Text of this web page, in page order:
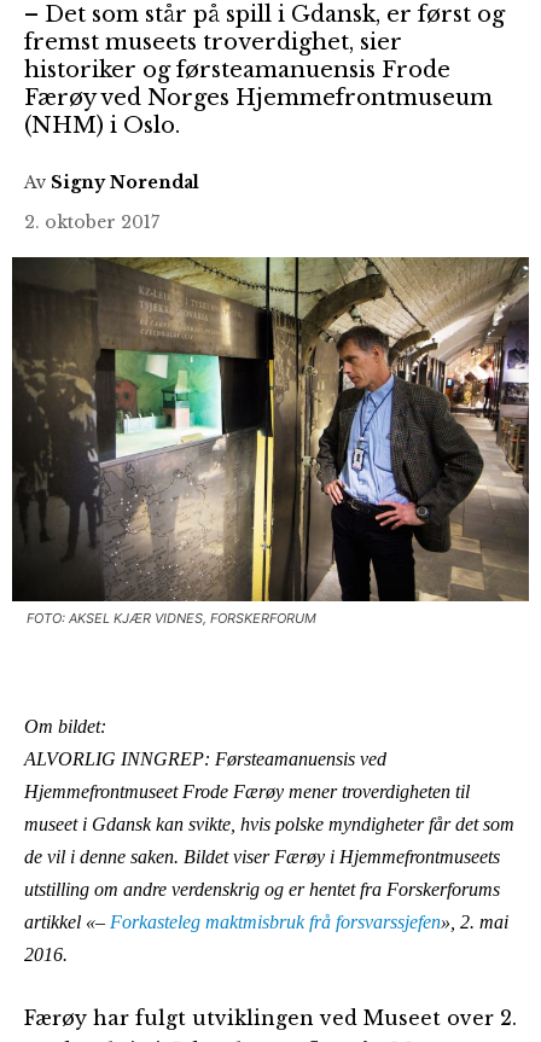
– Det som står på spill i Gdansk, er først og
fremst museets troverdighet, sier
historiker og førsteamanuensis Frode
Færøy ved Norges Hjemmefrontmuseum
(NHM) i Oslo.
Av Signy Norendal
2. oktober 2017
FOTO: AKSEL KJÆR VIDNES, FORSKERFORUM
Om bildet:
ALVORLIG INNGREP: Førsteamanuensis ved
Hjemmefrontmuseet Frode Færøy mener troverdigheten til
museet i Gdansk kan svikte, hvis polske myndigheter får det som
de vil i denne saken. Bildet viser Færøy i Hjemmefrontmuseets
utstilling om andre verdenskrig og er hentet fra Forskerforums
artikkel «– Forkasteleg maktmisbruk frå forsvarssjefen», 2. mai
2016.
Færøy har fulgt utviklingen ved Museet over 2.